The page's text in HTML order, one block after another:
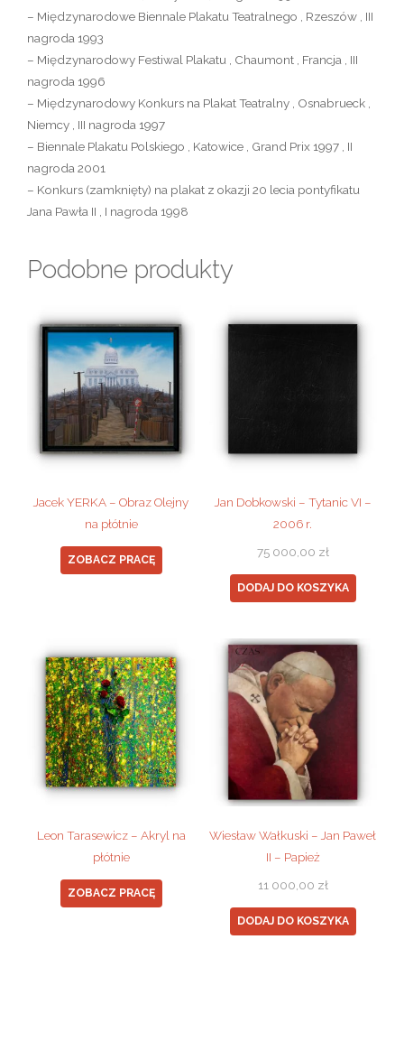
– Międzynarodowe Biennale Plakatu Teatralnego , Rzeszów , III
nagroda 1993
– Międzynarodowy Festiwal Plakatu , Chaumont , Francja , III
nagroda 1996
– Międzynarodowy Konkurs na Plakat Teatralny , Osnabrueck ,
Niemcy , III nagroda 1997
– Biennale Plakatu Polskiego , Katowice , Grand Prix 1997 , II
nagroda 2001
– Konkurs (zamknięty) na plakat z okazji 20 lecia pontyfikatu
Jana Pawła II , I nagroda 1998
Podobne produkty
Jacek YERKA – Obraz Olejny
na płótnie
ZOBACZ PRACĘ
Jan Dobkowski – Tytanic VI –
2006 r.
75 000,00 zł
DODAJ DO KOSZYKA
Leon Tarasewicz – Akryl na
płótnie
ZOBACZ PRACĘ
Wiesław Wałkuski – Jan Paweł
II – Papież
11 000,00 zł
DODAJ DO KOSZYKA